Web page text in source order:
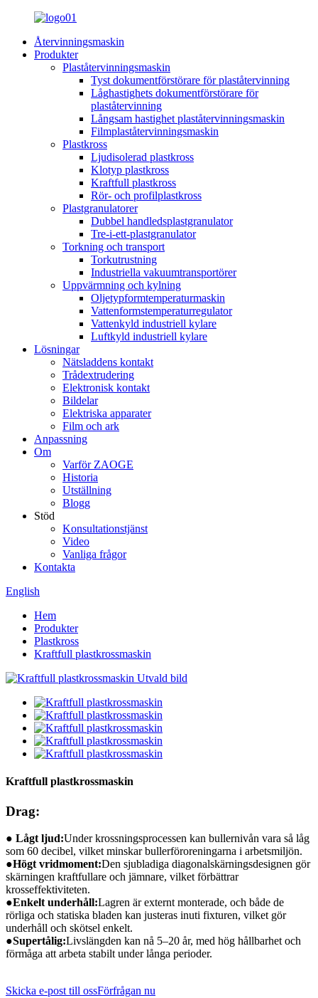
Återvinningsmaskin
Produkter
Plaståtervinningsmaskin
Tyst dokumentförstörare för plaståtervinning
Låghastighets dokumentförstörare för
plaståtervinning
Långsam hastighet plaståtervinningsmaskin
Filmplaståtervinningsmaskin
Plastkross
Ljudisolerad plastkross
Klotyp plastkross
Kraftfull plastkross
Rör- och profilplastkross
Plastgranulatorer
Dubbel handledsplastgranulator
Tre-i-ett-plastgranulator
Torkning och transport
Torkutrustning
Industriella vakuumtransportörer
Uppvärmning och kylning
Oljetypformtemperaturmaskin
Vattenformstemperaturregulator
Vattenkyld industriell kylare
Luftkyld industriell kylare
Lösningar
Nätsladdens kontakt
Trådextrudering
Elektronisk kontakt
Bildelar
Elektriska apparater
Film och ark
Anpassning
Om
Varför ZAOGE
Historia
Utställning
Blogg
Stöd
Konsultationstjänst
Video
Vanliga frågor
Kontakta
English
Hem
Produkter
Plastkross
Kraftfull plastkrossmaskin
Kraftfull plastkrossmaskin
Drag:
● Lågt ljud:Under krossningsprocessen kan bullernivån vara så låg
som 60 decibel, vilket minskar bullerföroreningarna i arbetsmiljön.
●Högt vridmoment:Den sjubladiga diagonalskärningsdesignen gör
skärningen kraftfullare och jämnare, vilket förbättrar
krosseffektiviteten.
●Enkelt underhåll:Lagren är externt monterade, och både de
rörliga och statiska bladen kan justeras inuti fixturen, vilket gör
underhåll och skötsel enkelt.
●Supertålig:Livslängden kan nå 5–20 år, med hög hållbarhet och
förmåga att arbeta stabilt under långa perioder.
Skicka e-post till ossFörfrågan nu